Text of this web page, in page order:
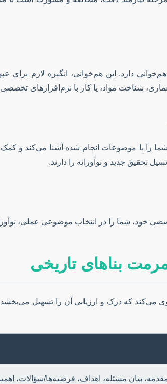
دارد. این هم‌خوانی، انگیزه لازم برای
شناخت مواد، یا کار با نرم‌افزارهای تخصصی
را با موضوعات انجام شده آشنا می‌کند و
تحقیق جدید و نوآورانه را دارند.
خود، شما را در انتخاب موضوعی عملی،
مرمت بناهای تاریخی
می‌کند که درک و ارزیابی آن را تسهیل
بیان مسئله، اهداف، فرضیه‌ها/سؤالات،